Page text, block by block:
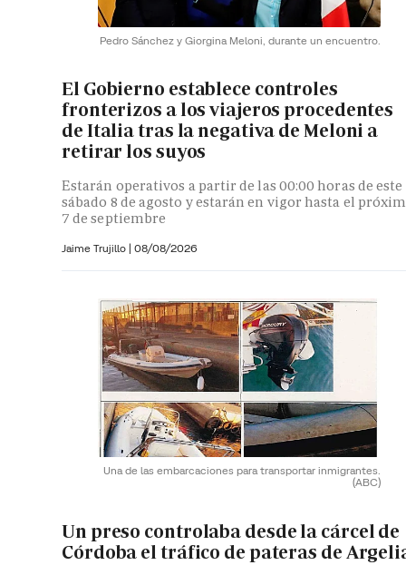
Pedro Sánchez y Giorgina Meloni, durante un encuentro.
El Gobierno establece controles
fronterizos a los viajeros procedentes
de Italia tras la negativa de Meloni a
retirar los suyos
Estarán operativos a partir de las 00:00 horas de este
sábado 8 de agosto y estarán en vigor hasta el
7 de septiembre
Jaime Trujillo | 08/08/2026
Una de las embarcaciones para transportar inmigrantes.
(ABC)
Un preso controlaba desde la cárcel de
Córdoba el tráfico de pateras de